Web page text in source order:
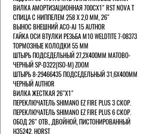
ВИЛКА АМОРТИЗАЦИОННАЯ 700СХ1" RST NOVA T
СПИЦА С НИППЕЛЕМ 258 Х 2,0 ММ, 26"
ВЫНОС ВНЕШНИЙ ACO-AJ 15 AUTHOR
ГАЙКА ОСИ ВТУЛКИ РЕЗЬБА М10 WELDTITE 7-08373
ТОРМОЗНЫЕ КОЛОДКИ 55 ММ
ШТЫРЬ ПОДСЕДЕЛЬНЫЙ 27,2Х400ММ МАТОВО-
ЧЕРНЫЙ SP-D322(ISO-M) ZOOM
ШТЫРЬ 8-29466435 ПОДСЕДЕЛЬНЫЙ 31,6X400ММ
ЧЕРНЫЙ AUTHOR
ВИЛКА ЖЕСТКАЯ 26"Х1"
ПЕРЕКЛЮЧАТЕЛЬ SHIMANO EZ FIRE PLUS 3 СКОР.
ПЕРЕКЛЮЧАТЕЛЬ SHIMANO EZ FIRE PLUS 6 СКОР.
ОБОД 26" ОТВ., ДВОЙНОЙ, ПИСТОНИРОВАННЫЙ
H35242. HORST